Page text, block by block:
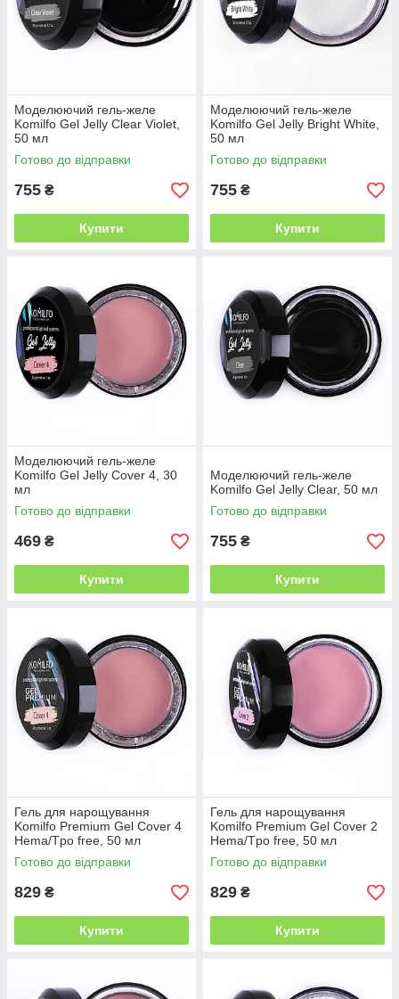
Моделюючий гель-желе
Komilfo Gel Jelly Clear Violet,
50 мл
Готово до відправки
755 ₴
Купити
Моделюючий гель-желе
Komilfo Gel Jelly Bright White,
50 мл
Готово до відправки
755 ₴
Купити
Моделюючий гель-желе
Komilfo Gel Jelly Cover 4, 30
мл
Готово до відправки
469 ₴
Купити
Моделюючий гель-желе
Komilfo Gel Jelly Clear, 50 мл
Готово до відправки
755 ₴
Купити
Гель для нарощування
Komilfo Premium Gel Cover 4
Hema/Tpo free, 50 мл
Готово до відправки
829 ₴
Купити
Гель для нарощування
Komilfo Premium Gel Cover 2
Hema/Tpo free, 50 мл
Готово до відправки
829 ₴
Купити